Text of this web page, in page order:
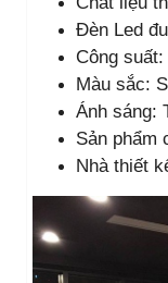
Đèn Led
Công
Màu sắc:
Ánh sáng:
Sản phẩm
Nhà thiết